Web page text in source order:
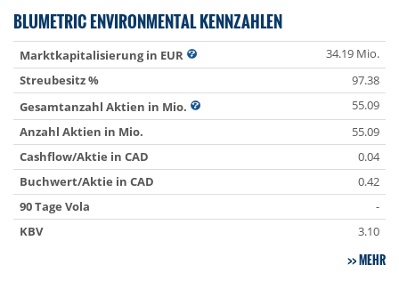
BLUMETRIC ENVIRONMENTAL KENNZAHLEN
Marktkapitalisierung in EUR
34.19 Mio.
Streubesitz %
97.38
Gesamtanzahl Aktien in Mio.
55.09
Anzahl Aktien in Mio.
55.09
Cashflow/Aktie in CAD
0.04
Buchwert/Aktie in CAD
0.42
90 Tage Vola
-
KBV
3.10
MEHR